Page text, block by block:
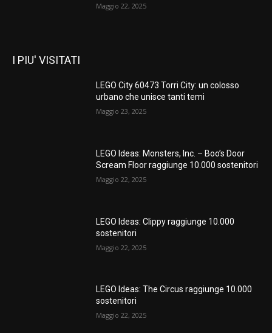
Maggio 22, 2025
I PIU' VISITATI
LEGO City 60473 Torri City: un colosso
urbano che unisce tanti temi
Maggio 23, 2025
LEGO Ideas: Monsters, Inc. – Boo’s Door
Scream Floor raggiunge 10.000 sostenitori
Maggio 22, 2025
LEGO Ideas: Clippy raggiunge 10.000
sostenitori
Maggio 22, 2025
LEGO Ideas: The Circus raggiunge 10.000
sostenitori
Maggio 22, 2025